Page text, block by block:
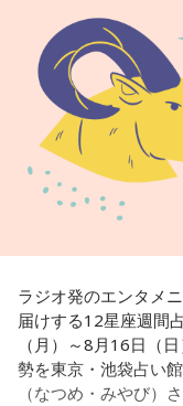
で個性が輝けるよう
術」など数多くのコ
Webサイト： https://
オンライン占いセレー
ラジオ発のエンタメ
届けする12星座週間
（月）～8月16日（
勢を東京・池袋占い
（なつめ・みやび）